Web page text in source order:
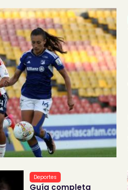
Deportes
Guía completa